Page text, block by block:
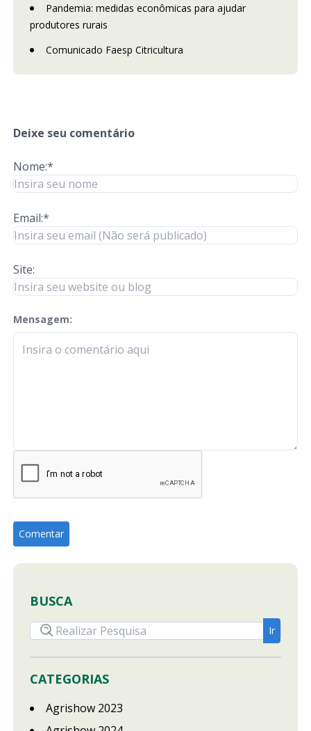
Pandemia: medidas econômicas para ajudar
produtores rurais
Comunicado Faesp Citricultura
Deixe seu comentário
Nome:*
Email:*
Site:
Mensagem:
check-terms
BUSCA
CATEGORIAS
Agrishow 2023